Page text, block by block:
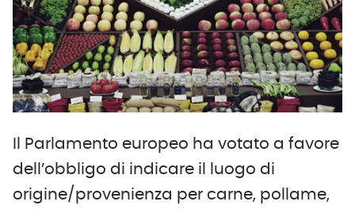
Il Parlamento europeo ha votato a favore
dell’obbligo di indicare il luogo di
origine/provenienza per carne, pollame,